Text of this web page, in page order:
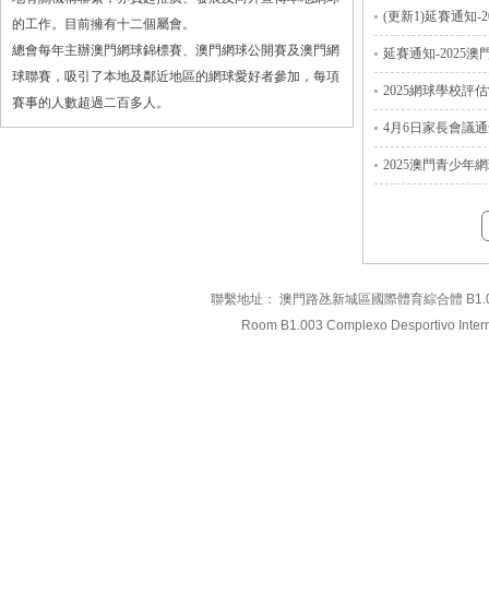
的工作。目前擁有十二個屬會。
總會每年主辦澳門網球錦標賽、澳門網球公開賽及澳門網
球聯賽，吸引了本地及鄰近地區的網球愛好者參加，每項
賽事的人數超過二百多人。
(更新1)延賽通知-
延賽通知-2025澳
2025網球學校評
4月6日家長會議
2025澳門青少年
聯繫地址： 澳門路氹新城區國際體育綜合體
Room B1.003 Complexo Desportivo